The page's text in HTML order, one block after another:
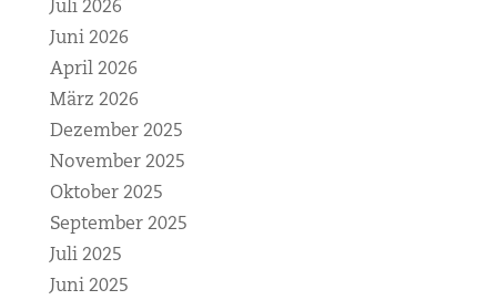
Juli 2026
Juni 2026
April 2026
März 2026
Dezember 2025
November 2025
Oktober 2025
September 2025
Juli 2025
Juni 2025